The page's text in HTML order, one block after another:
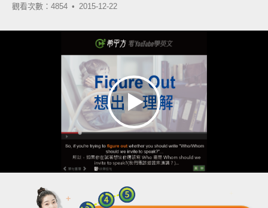
觀看次數：4854 • 2015-12-22